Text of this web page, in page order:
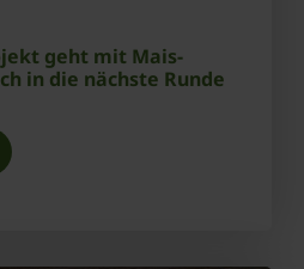
geht mit Mais-
in die nächste Runde